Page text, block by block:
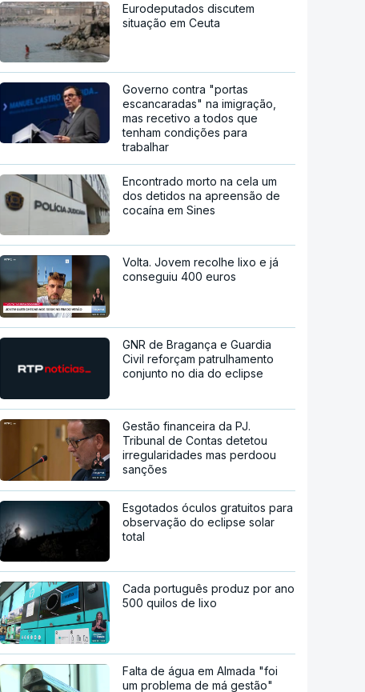
Eurodeputados discutem
situação em Ceuta
Governo contra "portas
escancaradas" na imigração,
mas recetivo a todos que
tenham condições para
trabalhar
Encontrado morto na cela um
dos detidos na apreensão de
cocaína em Sines
Volta. Jovem recolhe lixo e já
conseguiu 400 euros
GNR de Bragança e Guardia
Civil reforçam patrulhamento
conjunto no dia do eclipse
Gestão financeira da PJ.
Tribunal de Contas detetou
irregularidades mas perdoou
sanções
Esgotados óculos gratuitos para
observação do eclipse solar
total
Cada português produz por ano
500 quilos de lixo
Falta de água em Almada "foi
um problema de má gestão"